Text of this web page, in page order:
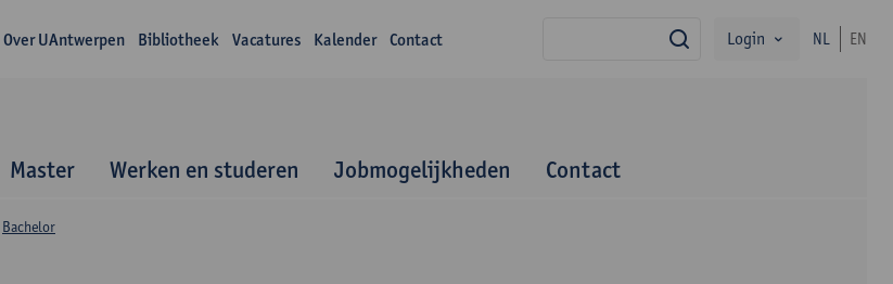
Over UAntwerpen Bibliotheek Vacatures Kalender Contact zoekLogin NL EN
Master Werken en studeren Jobmogelijkheden Contact
Bachelor